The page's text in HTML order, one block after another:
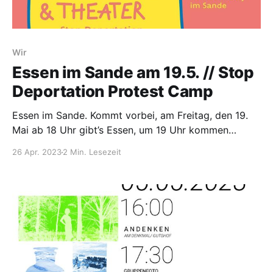
Wir
Essen im Sande am 19.5. // Stop
Deportation Protest Camp
Essen im Sande. Kommt vorbei, am Freitag, den 19.
Mai ab 18 Uhr gibt’s Essen, um 19 Uhr kommen
Protest Camp BER Flughafen" zu dem Anfang Juni
Schönefeld und dem dort geplanten
Abschiebegefängsnis vorbei, berichten und
26 Apr. 20232 Min. Lesezeit